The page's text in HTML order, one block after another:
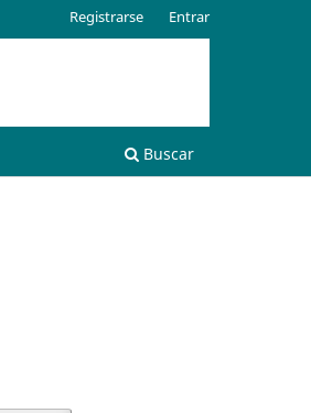
Buscar
Registrarse Entrar